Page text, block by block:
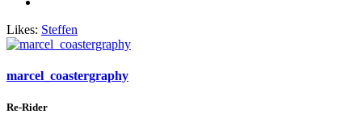
Likes: Steffen
marcel_coastergraphy
Re-Rider